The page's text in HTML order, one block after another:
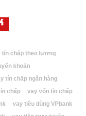
tín chấp theo lương
khoản
tín chấp ngân hàng
chấp
vay vốn tín chấp
vay tiêu dùng VPbank